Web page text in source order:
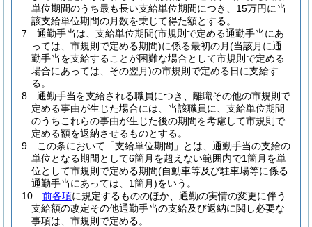
単位期間のうち最も長い支給単位期間につき、15万円に当
該支給単位期間の月数を乗じて得た額とする。
7
通勤手当は、支給単位期間(市規則で定める通勤手当にあ
っては、市規則で定める期間)に係る最初の月(当該月に通
勤手当を支給することが困難な場合として市規則で定める
場合にあっては、その翌月)の市規則で定める日に支給す
る。
8
通勤手当を支給される職員につき、離職その他の市規則で
定める事由が生じた場合には、当該職員に、支給単位期間
のうちこれらの事由が生じた後の期間を考慮して市規則で
定める額を返納させるものとする。
9
この条において「支給単位期間」とは、通勤手当の支給の
単位となる期間として6箇月を超えない範囲内で1箇月を単
位として市規則で定める期間(自動車等及び駐車場等に係る
通勤手当にあっては、1箇月)をいう。
10
前各項に規定するもののほか、通勤の実情の変更に伴う
支給額の改定その他通勤手当の支給及び返納に関し必要な
事項は、市規則で定める。